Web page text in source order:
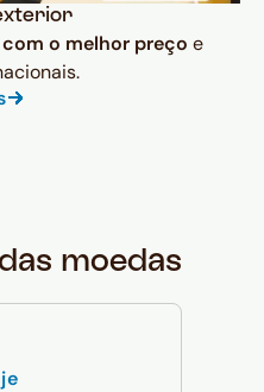
o melhor preço e
moedas